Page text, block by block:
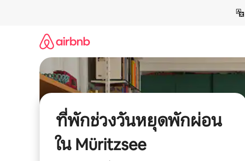
ที่พักช่วงวันหยุดพักผ่อน
ใน Müritzsee